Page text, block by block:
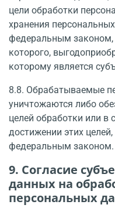
цели обработки
хранения
федеральным законом,
которого,
которому является
8.8. Обрабатываемые
уничтожаются либо
целей обработки или в
достижении этих
федеральным законом.
9. Согласие
данных на
персональных